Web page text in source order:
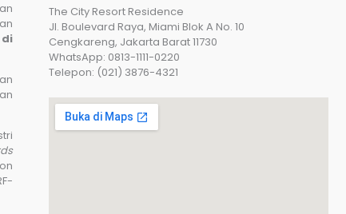
The City Resort Residence
Jl. Boulevard Raya, Miami Blok A No. 10
Cengkareng, Jakarta Barat 11730
WhatsApp: 0813-1111-0220
Telepon: (021) 3876-4321